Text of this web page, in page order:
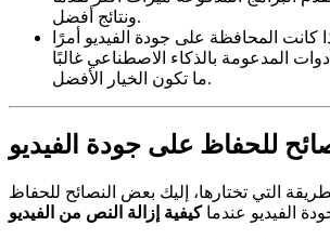
ونتائج أفضل.
كانت المحافظة على جودة الفيديو أمرًا
المدعومة بالذكاء الاصطناعي غالبًا
ما تكون الخيار الأفضل.
للحفاظ على جودة الفيديو
التي تختارها، إليك بعض النصائح للحفاظ
الفيديو عندماكيفية إزالة النص من الفيديو